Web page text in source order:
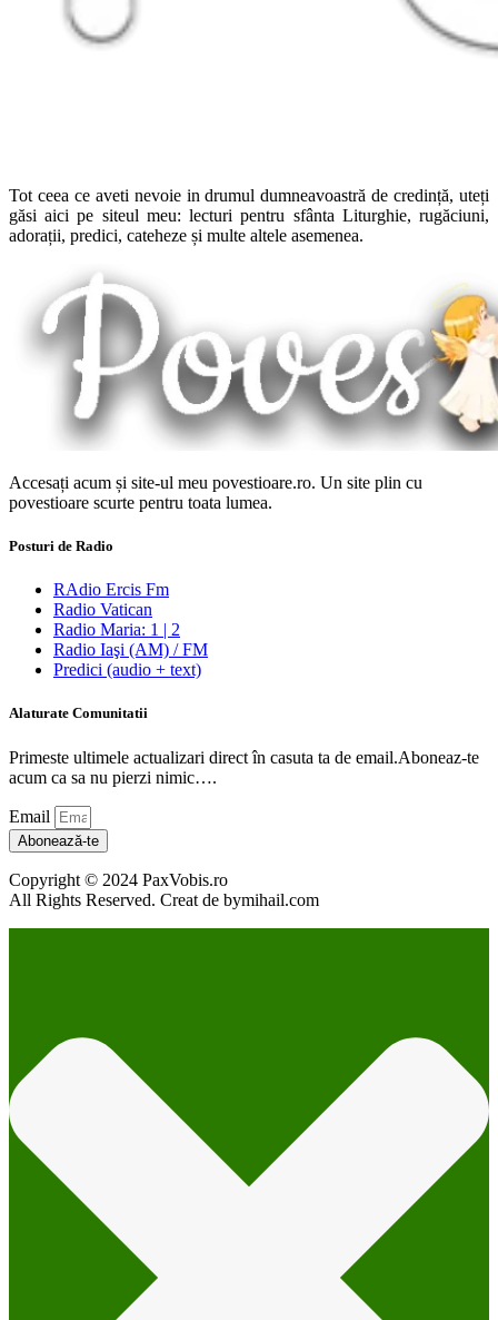
Tot ceea ce aveti nevoie in drumul dumneavoastră de credință, uteți
găsi aici pe siteul meu: lecturi pentru sfânta Liturghie, rugăciuni,
adorații, predici, cateheze și multe altele asemenea.
Accesați acum și site-ul meu povestioare.ro. Un site plin cu
povestioare scurte pentru toata lumea.
Posturi de Radio
RAdio Ercis Fm
Radio Vatican
Radio Maria: 1 | 2
Radio Iaşi (AM) / FM
Predici (audio + text)
Alaturate Comunitatii
Primeste ultimele actualizari direct în casuta ta de email.Aboneaz-te
acum ca sa nu pierzi nimic….
Email
Abonează-te
Copyright © 2024 PaxVobis.ro
All Rights Reserved. Creat de bymihail.com